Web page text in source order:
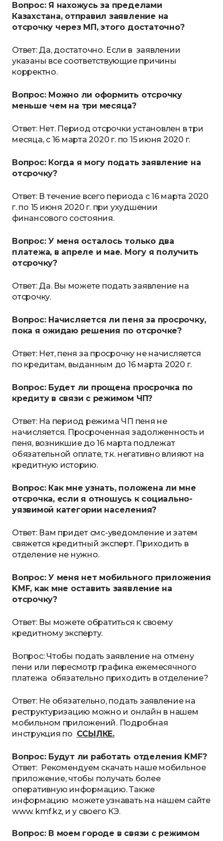
Вопрос: Я нахожусь за пределами
Казахстана, отправил заявление на
отсрочку через МП, этого достаточно?
Ответ: Да, достаточно. Если в заявлении
указаны все соответствующие причины
корректно.
Вопрос: Можно ли оформить отсрочку
меньше чем на три месяца?
Ответ: Нет. Период отсрочки установлен в три
месяца, с 16 марта 2020 г. по 15 июня 2020 г.
Вопрос: Когда я могу подать заявление на
отсрочку?
Ответ: В течение всего периода с 16 марта 2020
г. по 15 июня 2020 г. при ухудшении
финансового состояния.
Вопрос: У меня осталось только два
платежа, в апреле и мае. Могу я получить
отсрочку?
Ответ: Да. Вы можете подать заявление на
отсрочку.
Вопрос: Начисляется ли пеня за просрочку,
пока я ожидаю решения по отсрочке?
Ответ: Нет, пеня за просрочку не начисляется
по кредитам, выданным до 16 марта 2020 г.
Вопрос: Будет ли прощена просрочка по
кредиту в связи с режимом ЧП?
Ответ: На период режима ЧП пеня не
начисляется. Просроченная задолженность и
пеня, возникшие до 16 марта подлежат
обязательной оплате, т.к. негативно влияют на
кредитную историю.
Вопрос: Как мне узнать, положена ли мне
отсрочка, если я отношусь к социально-
уязвимой категории населения?
Ответ: Вам придет смс-уведомление и затем
свяжется кредитный эксперт. Приходить в
отделение не нужно.
Вопрос: У меня нет мобильного приложения
KMF, как мне оставить заявление на
отсрочку?
Ответ: Вы можете обратиться к своему
кредитному эксперту.
Вопрос: Чтобы подать заявление на отмену
пени или пересмотр графика ежемесячного
платежа обязательно приходить в отделение?
Ответ: Не обязательно, подать заявление на
реструктуризацию можно и онлайн в нашем
мобильном приложений. Подробная
инструкция по ССЫЛКЕ.
Вопрос: Будут ли работать отделения KMF?
Ответ: Рекомендуем скачать наше мобильное
приложение, чтобы получать более
оперативную информацию. Также
информацию можете узнавать на нашем сайте
www. kmf.kz, и у своего КЭ.
Вопрос: В моем городе в связи с режимом